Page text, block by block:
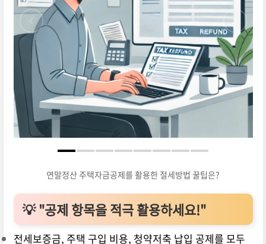
연말정산 주택자금공제를 활용한 절세방법 꿀팁은?
💡"공제 항목을 적극 활용하세요!"
전세보증금, 주택 구입 비용, 청약저축 납입 공제를 모두